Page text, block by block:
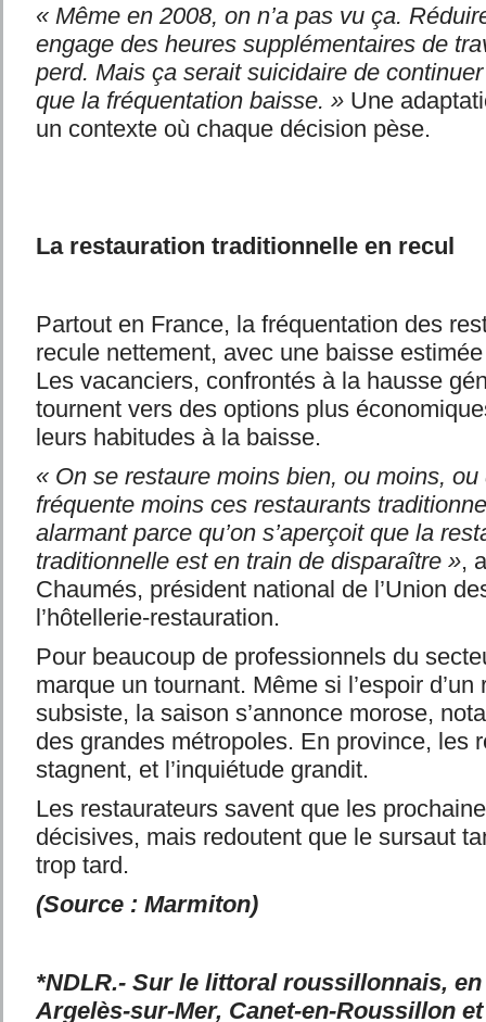
« Même en 2008, on n’a pas vu ça.
engage des heures supplémentaires de
perd. Mais ça serait suicidaire de
que la fréquentation baisse. »Une
un contexte où chaque décision pèse.
La restauration traditionnelle en recul
Partout en France, la fréquentation des
recule nettement, avec une baisse
Les vacanciers, confrontés à la hausse
tournent vers des options plus
leurs habitudes à la baisse.
« On se restaure moins bien, ou moins,
fréquente moins ces restaurants
alarmant parce qu’on s’aperçoit que la
traditionnelle est en train de disparaître »,
Chaumés, président national de l’Union
l’hôtellerie-restauration.
Pour beaucoup de professionnels du
marque un tournant. Même si l’espoir d’un
subsiste, la saison s’annonce morose,
des grandes métropoles. En province, les
stagnent, et l’inquiétude grandit.
Les restaurateurs savent que les
décisives, mais redoutent que le sursaut
trop tard.
(Source : Marmiton)
*NDLR.- Sur le littoral roussillonnais,
Argelès-sur-Mer, Canet-en-Roussillon